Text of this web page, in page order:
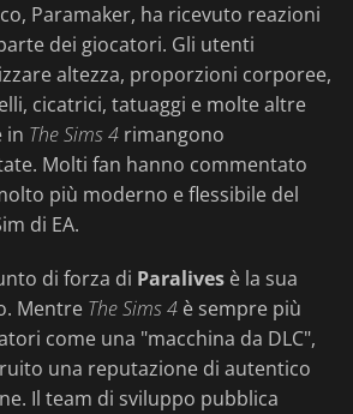
Paramaker, ha ricevuto reazioni
dei giocatori. Gli utenti
altezza, proporzioni corporee,
cicatrici, tatuaggi e molte altre
in The Sims 4 rimangono
Molti fan hanno commentato
più moderno e flessibile del
di EA.
di forza di Paralives è la sua
Mentre The Sims 4 è sempre più
come una "macchina da DLC",
una reputazione di autentico
Il team di sviluppo pubblica